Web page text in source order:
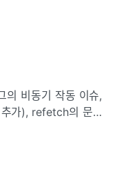
비동기 작동 이슈,
가), refetch의 문제
소를 파악할